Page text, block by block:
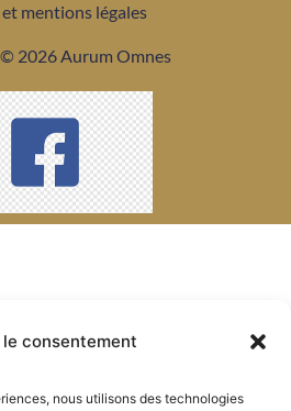
le consentement
nous utilisons des technologies
mentions légales
2026 Aurum Omnes